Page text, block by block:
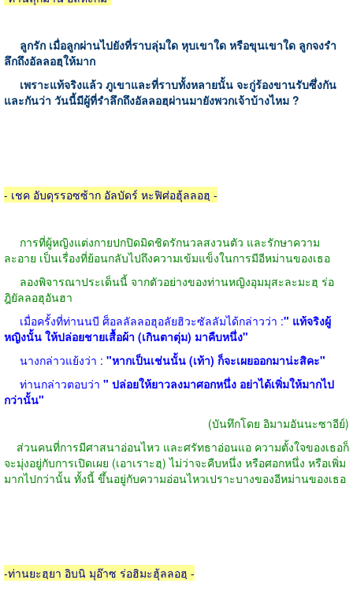
ลูกรัก เมื่อลูกผ่านไปยังที่ราบลุ่มใด หุบเขาใด หรือขุนเขาใด ลูกจงรำ
ลึกถึงอัลลอฮฺให้มาก
เพราะแท้จริงแล้ว ภูเขาและที่ราบทั้งหลายนั้น จะกู่ร้องขานรับซึ่งกัน
และกันว่า วันนี้มีผู้ที่รำลึกถึงอัลลอฮฺผ่านมายังพวกเจ้าบ้างไหม ?
- เชค อับดุรรอซซ้าก อัลบัดร์ หะฟิศ่อฮุ้ลลอฮฺ -
การที่ผู้หญิงแต่งกายปกปิดมิดชิดรักนวลสงวนตัว และรักษาความ
ละอาย เป็นเรื่องที่ย้อนกลับไปถึงความเข้มแข็งในการมีอีหม่านของเธอ
ลองพิจารณาประเด็นนี้ จากตัวอย่างของท่านหญิงอุมมุสะละมะฮฺ ร่อ
ฎิยัลลอฮุอันฮา
เมื่อครั้งที่ท่านนบี ศ็อลลัลลอฮุอลัยฮิวะซัลลัมได้กล่าวว่า :" แท้จริงผู้
หญิงนั้น ให้ปล่อยชายเสื้อผ้า (เกินตาตุ่ม) มาคืบหนึ่ง"
นางกล่าวแย้งว่า : "หากเป็นเช่นนั้น (เท้า) ก็จะเผยออกมาน่ะสิคะ"
ท่านกล่าวตอบว่า " ปล่อยให้ยาวลงมาศอกหนึ่ง อย่าได้เพิ่มให้มากไป
กว่านั้น"
(บันทึกโดย อิมามอันนะซาอีย์)
ส่วนคนที่การมีศาสนาอ่อนไหว และศรัทธาอ่อนแอ ความตั้งใจของเธอก็
จะมุ่งอยู่กับการเปิดเผย (เอาเราะฮฺ) ไม่ว่าจะคืบหนึ่ง หรือศอกหนึ่ง หรือเพิ่ม
มากไปกว่านั้น ทั้งนี้ ขึ้นอยู่กับความอ่อนไหวเปราะบางของอีหม่านของเธอ
-ท่านยะฮฺยา อิบนิ มุอ๊าซ ร่อฮิมะฮุ้ลลอฮฺ -